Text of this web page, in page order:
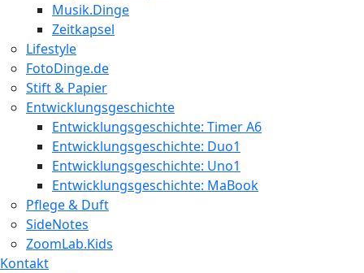
Musik.Dinge
Zeitkapsel
Lifestyle
FotoDinge.de
Stift & Papier
Entwicklungsgeschichte
Entwicklungsgeschichte: Timer A6
Entwicklungsgeschichte: Duo1
Entwicklungsgeschichte: Uno1
Entwicklungsgeschichte: MaBook
Pflege & Duft
SideNotes
ZoomLab.Kids
Kontakt